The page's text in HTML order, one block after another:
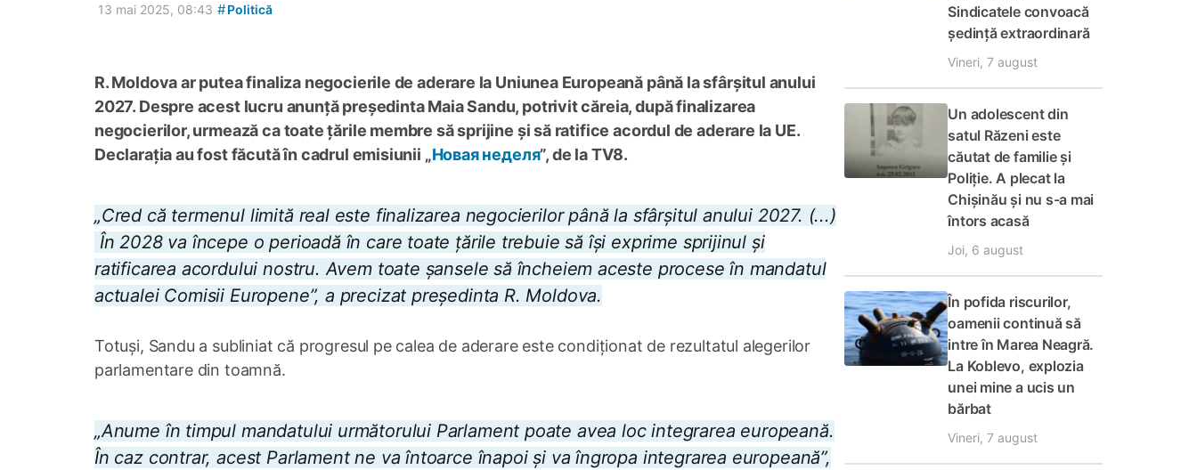
13 mai 2025, 08:43 #Politică
R. Moldova ar putea finaliza negocierile de aderare la Uniunea Europeană până la sfârșitul anului
2027. Despre acest lucru anunță președinta Maia Sandu, potrivit căreia, după finalizarea
negocierilor, urmează ca toate țările membre să sprijine și să ratifice acordul de aderare la UE.
Declarația au fost făcută în cadrul emisiunii „Новая неделя”, de la TV8.
„Cred că termenul limită real este finalizarea negocierilor până la sfârșitul anului 2027. (...)
În 2028 va începe o perioadă în care toate țările trebuie să își exprime sprijinul și
ratificarea acordului nostru. Avem toate șansele să încheiem aceste procese în mandatul
actualei Comisii Europene”, a precizat președinta R. Moldova.
Totuși, Sandu a subliniat că progresul pe calea de aderare este condiționat de rezultatul alegerilor
parlamentare din toamnă.
„Anume în timpul mandatului următorului Parlament poate avea loc integrarea europeană.
În caz contrar, acest Parlament ne va întoarce înapoi și va îngropa integrarea europeană”,
Sindicatele convoacă
ședință extraordinară
Vineri, 7 august
Un adolescent din
satul Răzeni este
căutat de familie și
Poliție. A plecat la
Chișinău și nu s-a mai
întors acasă
Joi, 6 august
În pofida riscurilor,
oamenii continuă să
intre în Marea Neagră.
La Koblevo, explozia
unei mine a ucis un
bărbat
Vineri, 7 august